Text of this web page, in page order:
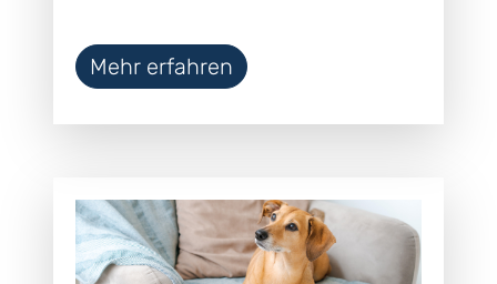
Mehr erfahren